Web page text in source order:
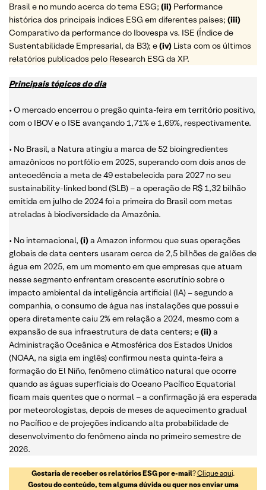
Brasil e no mundo acerca do tema ESG; (ii) Performance
histórica dos principais índices ESG em diferentes países; (iii)
Comparativo da performance do Ibovespa vs. ISE (Índice de
Sustentabilidade Empresarial, da B3); e(iv) Lista com os últimos
relatórios publicados pelo Research ESG da XP.
Principais tópicos do dia
• O mercado encerrou o pregão quinta-feira em território positivo,
com o IBOV e o ISE avançando 1,71% e 1,69%, respectivamente.
• No Brasil, a Natura atingiu a marca de 52 bioingredientes
amazônicos no portfólio em 2025, superando com dois anos de
antecedência a meta de 49 estabelecida para 2027 no seu
sustainability-linked bond (SLB) – a operação de R$ 1,32 bilhão
emitida em julho de 2024 foi a primeira do Brasil com metas
atreladas à biodiversidade da Amazônia.
• No internacional, (i)a Amazon informou que suas operações
globais de data centers usaram cerca de 2,5 bilhões de galões de
água em 2025, em um momento em que empresas que atuam
nesse segmento enfrentam crescente escrutínio sobre o
impacto ambiental da inteligência artificial (IA) – segundo a
companhia, o consumo de água nas instalações que possui e
opera diretamente caiu 2% em relação a 2024, mesmo com a
expansão de sua infraestrutura de data centers; e(ii)a
Administração Oceânica e Atmosférica dos Estados Unidos
(NOAA, na sigla em inglês) confirmou nesta quinta-feira a
formação do El Niño, fenômeno climático natural que ocorre
quando as águas superficiais do Oceano Pacífico Equatorial
ficam mais quentes que o normal – a confirmação já era esperada
por meteorologistas, depois de meses de aquecimento gradual
no Pacífico e de projeções indicando alta probabilidade de
desenvolvimento do fenômeno ainda no primeiro semestre de
2026.
Gostaria de receber os relatórios ESG por e-mail?Clique aqui.
Gostou do conteúdo, tem alguma dúvida ou quer nos enviar uma